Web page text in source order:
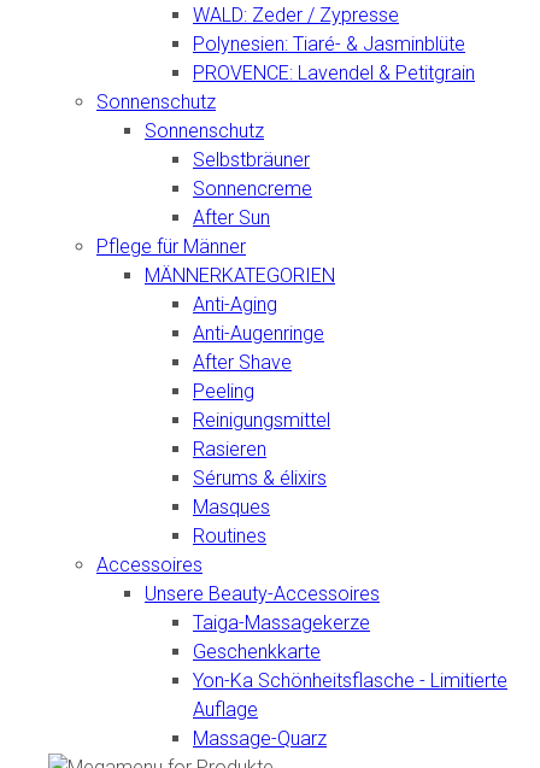
WALD: Zeder / Zypresse
Polynesien: Tiaré- & Jasminblüte
PROVENCE: Lavendel & Petitgrain
Sonnenschutz
Sonnenschutz
Selbstbräuner
Sonnencreme
After Sun
Pflege für Männer
MÄNNERKATEGORIEN
Anti-Aging
Anti-Augenringe
After Shave
Peeling
Reinigungsmittel
Rasieren
Sérums & élixirs
Masques
Routines
Accessoires
Unsere Beauty-Accessoires
Taiga-Massagekerze
Geschenkkarte
Yon-Ka Schönheitsflasche - Limitierte
Auflage
Massage-Quarz